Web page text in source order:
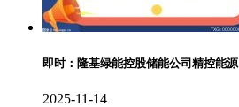
即时：隆基绿能控股储能公司精控能源
2025-11-14